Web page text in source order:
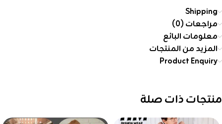
Shipping
مراجعات (0)
معلومات البائع
المزيد من المنتجات
Product Enquiry
منتجات ذات صلة